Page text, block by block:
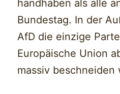
handhaben als alle
Bundestag. In der
AfD die einzige
Europäische Union
massiv beschneiden